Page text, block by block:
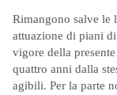
Rimangono salve le
attuazione di piani
vigore della
quattro anni dalla
agibili. Per la parte